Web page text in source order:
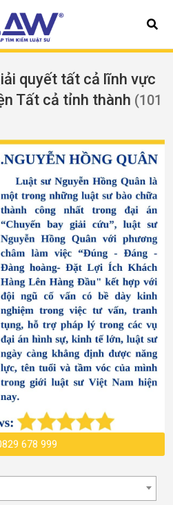
quyết tất cả lĩnh vực
Tất cả tỉnh thành (101
678 999